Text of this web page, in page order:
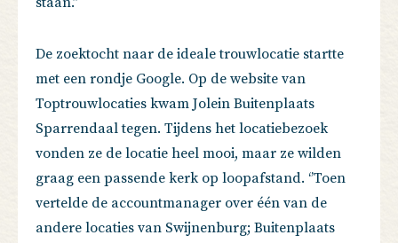
De zoektocht naar de ideale trouwlocatie startte
met een rondje Google. Op de website van
Toptrouwlocaties kwam Jolein Buitenplaats
Sparrendaal tegen. Tijdens het locatiebezoek
vonden ze de locatie heel mooi, maar ze wilden
graag een passende kerk op loopafstand. ‘’Toen
vertelde de accountmanager over één van de
andere locaties van Swijnenburg; Buitenplaats